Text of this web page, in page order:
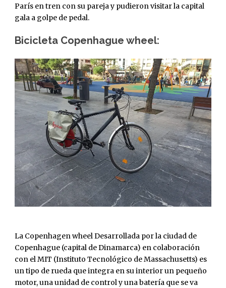
París en tren con su pareja y pudieron visitar la capital
gala a golpe de pedal.
Bicicleta Copenhague wheel:
La Copenhagen wheel Desarrollada por la ciudad de
Copenhague (capital de Dinamarca) en colaboración
con el MIT (Instituto Tecnológico de Massachusetts) es
un tipo de rueda que integra en su interior un pequeño
motor, una unidad de control y una batería que se va